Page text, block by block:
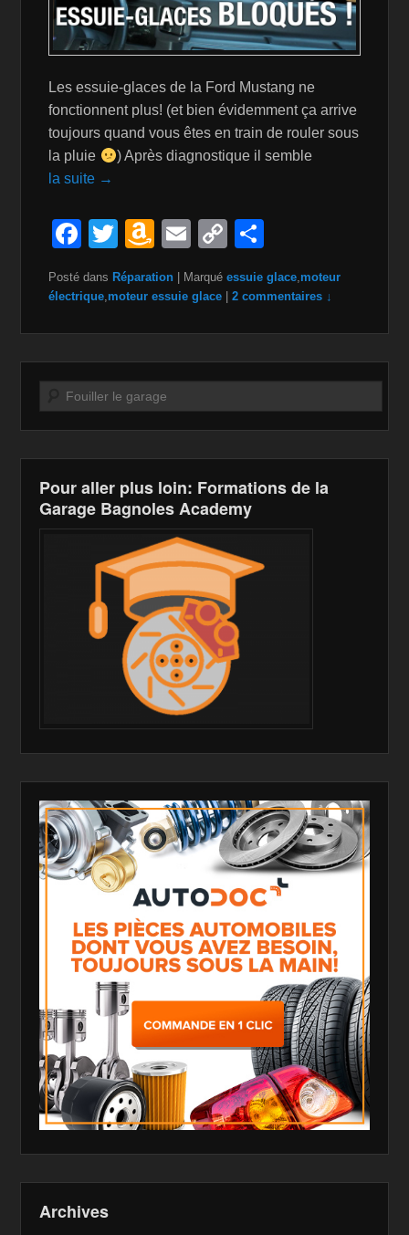
Les essuie-glaces de la Ford Mustang ne
fonctionnent plus! (et bien évidemment ça arrive
toujours quand vous êtes en train de rouler sous
la pluie
) Après diagnostique il semble
la suite →
F
c
o
o
k
T
wi
tt
A
a
n
W
is
h
Li
st
E
ail
C
p
n
k
ta
Posté dans Réparation Marqué essuie glace,moteur
électrique,moteur essuie glace |2 commentaires ↓
Recherche
Pour aller plus loin: Formations de la
Garage Bagnoles Academy
Archives